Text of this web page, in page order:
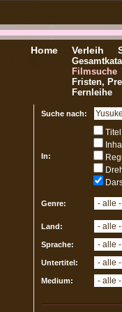
Home Verleih
Filmsuche
Fristen,
Fernleihe
Suche nach:
In:
Titel
Genre:
Land:
Sprache:
Untertitel:
Medium: